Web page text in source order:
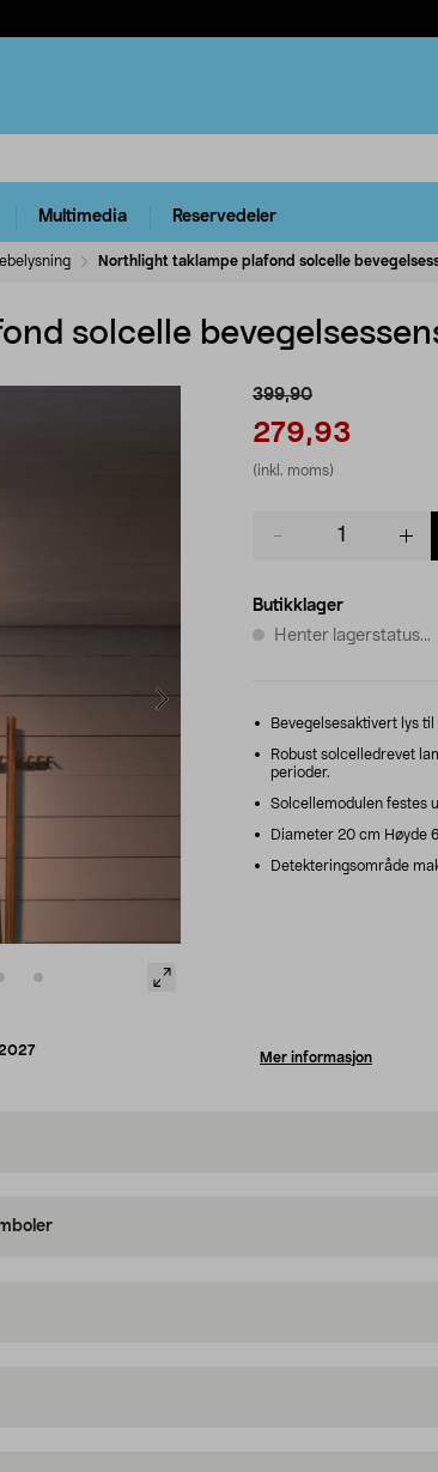
Multimedia Reservedeler
Northlight taklampe plafond solcelle
solcelle
399,90
279,93
(inkl. moms)
Butikklager
Henter lagerstatus...
Bevegelsesaktivert lys
Robust solcelledrevet
perioder.
Solcellemodulen festes
Diameter 20 cm Høyde
Detekteringsområde
Mer informasjon